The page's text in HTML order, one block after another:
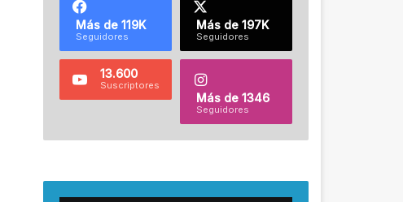
Más de 119K
Seguidores
Más de 197K
Seguidores
13.600
Suscriptores
Más de 1346
Seguidores